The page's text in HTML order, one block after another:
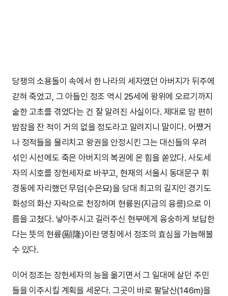
당쟁의 소용돌이 속에서 한 나라의 세자였던 아버지가 뒤주에
갇혀 죽었고, 그 아들인 정조 역시 25세에 왕위에 오르기까지
숱한 고초를 겪었다는 건 잘 알려진 사실이다. 제대로 맘 편히
밤잠을 잔 적이 거의 없을 정도라고 알려지니 말이다. 어쨌거
나 정적들을 물리치고 왕권을 안정시킨 그는 대신들의 우려
섞인 시선에도 죽은 아버지의 복권에 온 힘을 쏟았다. 사도세
자의 시호를 장헌세자로 바꾸고, 현재의 서울시 동대문구 휘
경동에 자리했던 무덤(수은묘)을 당대 최고의 길지인 경기도
화성의 화산 자락으로 천장하며 현륭원(지금의 융릉)으로 이
름을 고쳤다. 낳아주시고 길러주신 현부에게 융숭하게 보답한
다는 뜻의 현륭(顯隆)이란 명칭에서 정조의 효심을 가늠해볼
수 있다.
이어 정조는 장헌세자의 능을 옮기면서 그 일대에 살던 주민
들을 이주시킬 계획을 세운다. 그곳이 바로 팔달산(146m)을